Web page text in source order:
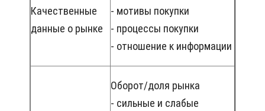
Качественные
данные о рынке
- мотивы покупки
- процессы покупки
- отношение к информации
Оборот/доля рынка
- сильные и слабые